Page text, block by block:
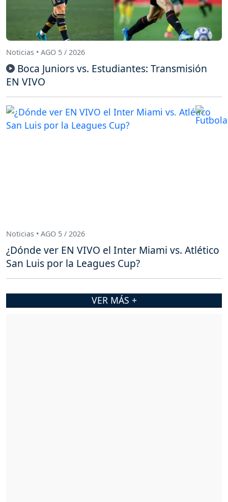
Noticias • AGO 5 / 2026
Boca Juniors vs. Estudiantes: Transmisión
EN VIVO
Noticias • AGO 5 / 2026
¿Dónde ver EN VIVO el Inter Miami vs. Atlético
San Luis por la Leagues Cup?
VER MÁS +